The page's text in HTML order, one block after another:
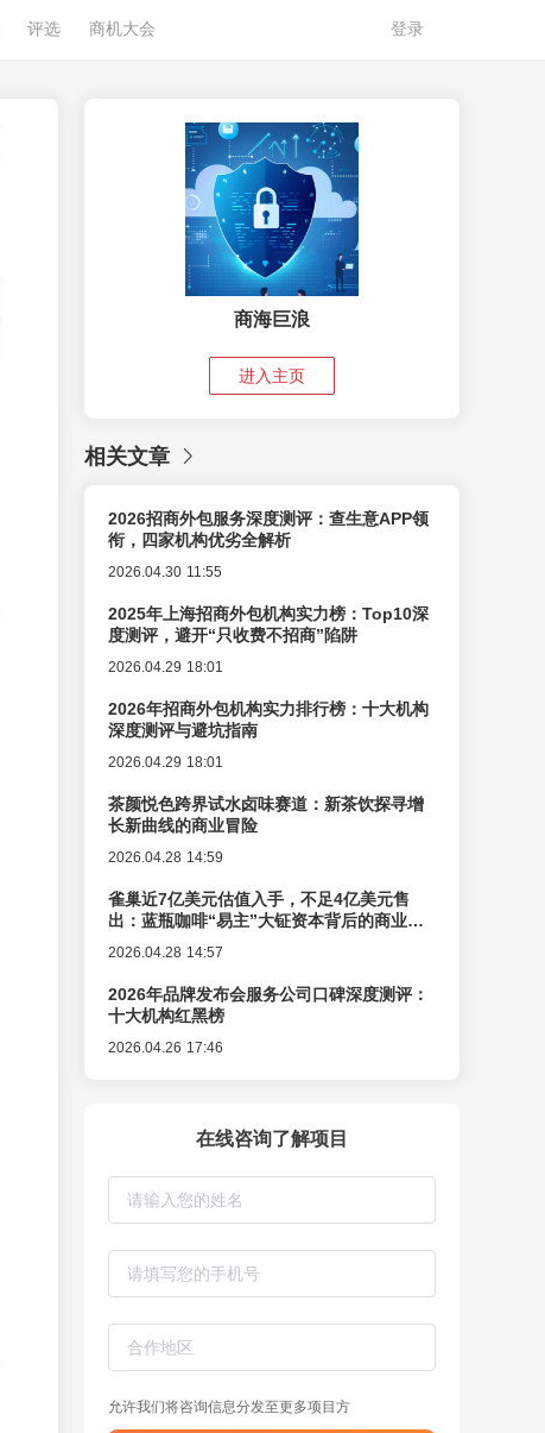
评选 商机大会 登录
商海巨浪
进入主页
相关文章
2026招商外包服务深度测评：查生意APP领
衔，四家机构优劣全解析
2026.04.30 11:55
2025年上海招商外包机构实力榜：Top10深
度测评，避开“只收费不招商”陷阱
2026.04.29 18:01
2026年招商外包机构实力排行榜：十大机构
深度测评与避坑指南
2026.04.29 18:01
茶颜悦色跨界试水卤味赛道：新茶饮探寻增
长新曲线的商业冒险
2026.04.28 14:59
雀巢近7亿美元估值入手，不足4亿美元售
出：蓝瓶咖啡“易主”大钲资本背后的商业逻
2026.04.28 14:57
2026年品牌发布会服务公司口碑深度测评：
十大机构红黑榜
2026.04.26 17:46
在线咨询了解项目
允许我们将咨询信息分发至更多项目方